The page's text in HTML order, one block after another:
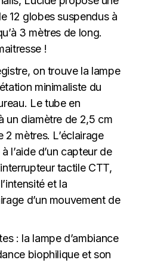
12 globes suspendus à
3 mètres de long.
!
on trouve la lampe
minimaliste du
Le tube en
un diamètre de 2,5 cm
2 mètres. L’éclairage
l’aide d’un capteur de
tactile CTT,
et la
d’un mouvement de
: la lampe d’ambiance
biophilique et son